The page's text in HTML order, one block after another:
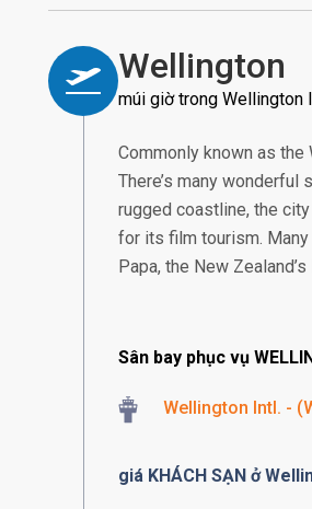
Wellington
múi giờ trong Wellington
Commonly known as
There’s many
rugged coastline, the
for its film tourism.
Papa, the New
Sân bay phục vụ
Wellington Intl. -
giá KHÁCH SẠN ở